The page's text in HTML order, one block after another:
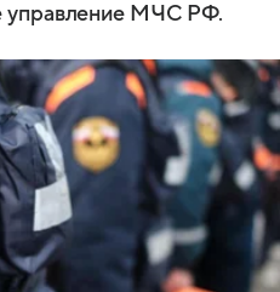
управление МЧС РФ.